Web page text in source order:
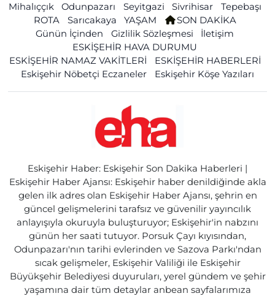
Mihalıççık
Odunpazarı Seyitgazi Sivrihisar
Tepebaşı
ROTA
Sarıcakaya YAŞAM
SON DAKİKA
Günün İçinden
Gizlilik Sözleşmesi
İletişim
ESKİŞEHİR HAVA DURUMU
ESKİŞEHİR NAMAZ VAKİTLERİ
ESKİŞEHİR HABERLERİ
Eskişehir Nöbetçi Eczaneler
Eskişehir Köşe Yazıları
Eskişehir Haber: Eskişehir Son Dakika Haberleri |
Eskişehir Haber Ajansı: Eskişehir haber denildiğinde akla
gelen ilk adres olan Eskişehir Haber Ajansı, şehrin en
güncel gelişmelerini tarafsız ve güvenilir yayıncılık
anlayışıyla okuruyla buluşturuyor; Eskişehir'in nabzını
günün her saati tutuyor. Porsuk Çayı kıyısından,
Odunpazarı'nın tarihi evlerinden ve Sazova Parkı'ndan
sıcak gelişmeler, Eskişehir Valiliği ile Eskişehir
Büyükşehir Belediyesi duyuruları, yerel gündem ve şehir
yaşamına dair tüm detaylar anbean sayfalarımıza